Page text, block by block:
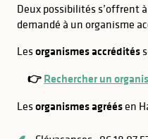
Deux possibilités s’offrent
demandé à un organisme
Lesorganismes accrédités
👉Rechercher un
Lesorganismes agréésen